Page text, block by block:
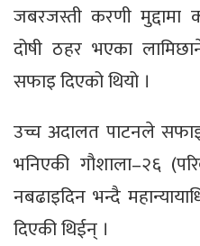
जबरजस्ती करणी मुद्दामा
दोषी ठहर भएका
सफाइ दिएको थियो ।
उच्च अदालत पाटनले सफाइ
भनिएकी गौशाला–२६
नबढाइदिन भन्दै
दिएकी थिईन् ।